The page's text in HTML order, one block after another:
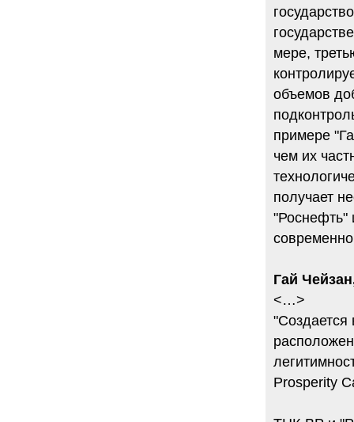
мере,
объемов
примере
чем их
получает
"Роснефть"
Гай
<…>
"Создается
Prosperity